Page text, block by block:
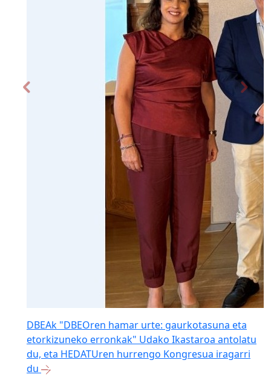
DBEAk "DBEOren hamar urte: gaurkotasuna eta
etorkizuneko erronkak" Udako Ikastaroa antolatu
du, eta HEDATUren hurrengo Kongresua iragarri
du